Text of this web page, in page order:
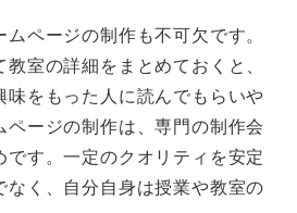
ページの制作も不可欠です。
室の詳細をまとめておくと、
味をもった人に読んでもらいや
ージの制作は、専門の制作会
す。一定のクオリティを安定
なく、自分自身は授業や教室の